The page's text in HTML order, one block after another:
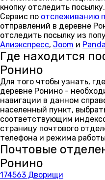
кнопку отследить посылку.
Сервис по отслеживанию
отправлений в деревне
отследить посылку из
Алиэкспресс, Joom и
Где находится
Ронино
Для того чтобы узнать,
деревне Ронино -
навигации в данном
населенный пункт,
соответствующим
страницу почтового
телефона и режима
Почтовые
Ронино
174563 Дворищи